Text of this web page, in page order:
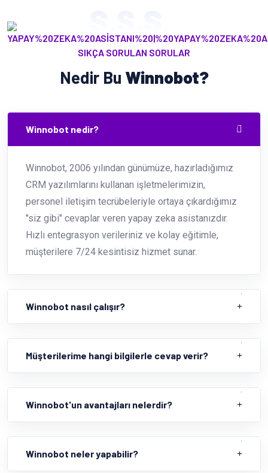
SIKÇA SORULAN SORULAR
Nedir Bu Winnobot?
Winnobot nedir?
Winnobot, 2006 yılından günümüze, hazırladığımız
CRM yazılımlarını kullanan işletmelerimizin,
personel iletişim tecrübeleriyle ortaya çıkardığımız
"siz gibi" cevaplar veren yapay zeka asistanızdır.
Hızlı entegrasyon verileriniz ve kolay eğitimle,
müşterilere 7/24 kesintisiz hizmet sunar.
Winnobot nasıl çalışır?
Müşterilerime hangi bilgilerle cevap verir?
Winnobot'un avantajları nelerdir?
Winnobot neler yapabilir?